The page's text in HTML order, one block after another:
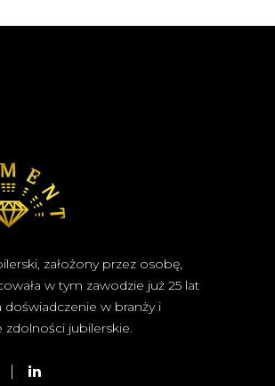
założony przez osobę,
w tym zawodzie już 25 lat
w branży i
jubilerskie.